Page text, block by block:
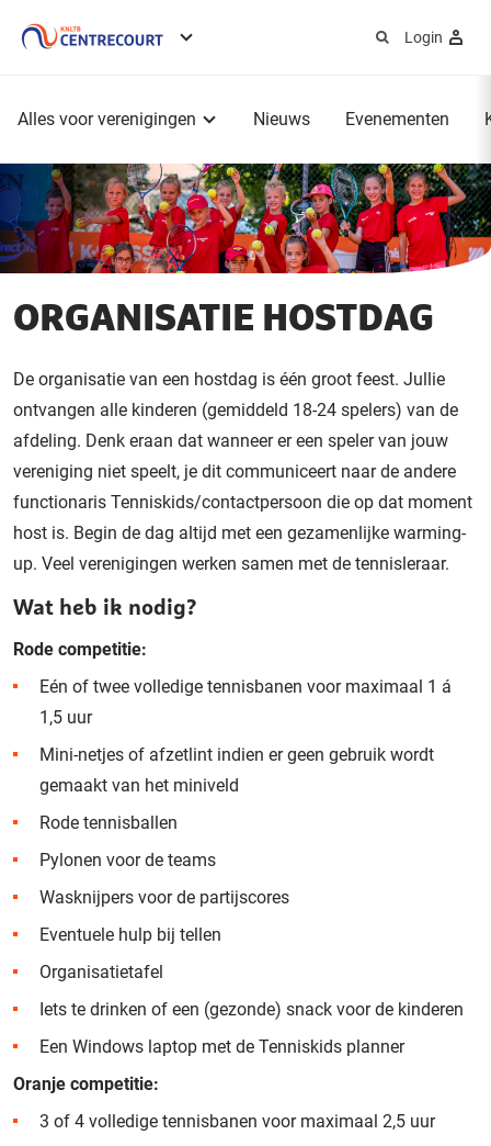
Login
Alles voor verenigingen Nieuws Evenementen
ORGANISATIE HOSTDAG
De organisatie van een hostdag is één groot feest. Jullie
ontvangen alle kinderen (gemiddeld 18-24 spelers) van de
afdeling. Denk eraan dat wanneer er een speler van jouw
vereniging niet speelt, je dit communiceert naar de andere
functionaris Tenniskids/contactpersoon die op dat moment
host is. Begin de dag altijd met een gezamenlijke warming-
up. Veel verenigingen werken samen met de tennisleraar.
Wat heb ik nodig?
Rode competitie:
Eén of twee volledige tennisbanen voor maximaal 1 á
1,5 uur
Mini-netjes of afzetlint indien er geen gebruik wordt
gemaakt van het miniveld
Rode tennisballen
Pylonen voor de teams
Wasknijpers voor de partijscores
Eventuele hulp bij tellen
Organisatietafel
Iets te drinken of een (gezonde) snack voor de kinderen
Een Windows laptop met de Tenniskids planner
Oranje competitie:
3 of 4 volledige tennisbanen voor maximaal 2,5 uur